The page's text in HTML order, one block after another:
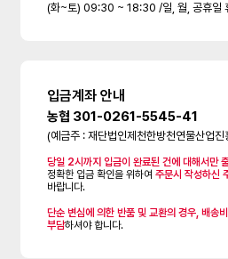
(화~토) 09:30 ~ 18:30 /일, 월, 공휴일
입금계좌 안내
농협 301-0261-5545-41
(예금주 : 재단법인제천한방천연물산업진
당일 2시까지 입금이 완료된 건에 대해서만
정확한 입금 확인을 위하여주문시 작성하신
바랍니다.
단순 변심에 의한 반품 및 교환의 경우, 배송
부담하셔야 합니다.